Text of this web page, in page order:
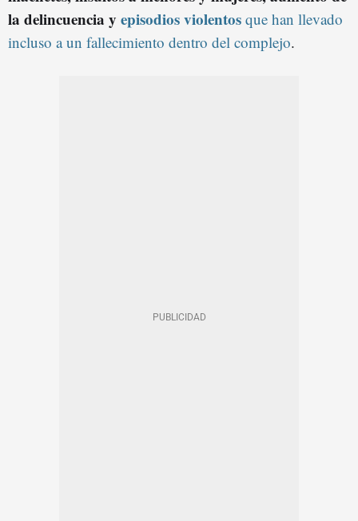
la delincuencia y episodios violentos que han llevado
incluso a un fallecimiento dentro del complejo.